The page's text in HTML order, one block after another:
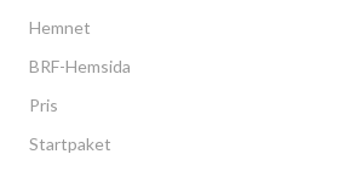
Hemnet
BRF-Hemsida
Pris
Startpaket